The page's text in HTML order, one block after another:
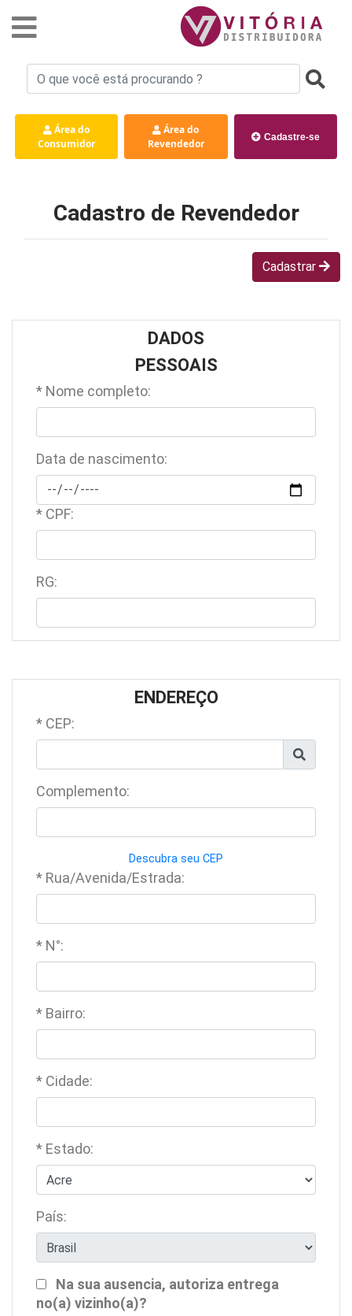
Área do
Consumidor
Área do
Revendedor
Cadastre-se
Cadastro de Revendedor
Cadastrar
DADOS
PESSOAIS
* Nome completo:
Data de nascimento:
* CPF:
RG:
ENDEREÇO
* CEP:
Complemento:
Descubra seu CEP
* Rua/Avenida/Estrada:
* N°:
* Bairro:
* Cidade:
* Estado:
País:
Na sua ausencia, autoriza entrega
no(a) vizinho(a)?